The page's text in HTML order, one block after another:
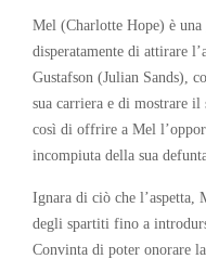
Mel (Charlotte Hope) è una
disperatamente di attirare
Gustafson (Julian Sands),
sua carriera e di mostrare il
così di offrire a Mel
incompiuta della sua
Ignara di ciò che l’aspetta,
degli spartiti fino a
Convinta di poter onorare